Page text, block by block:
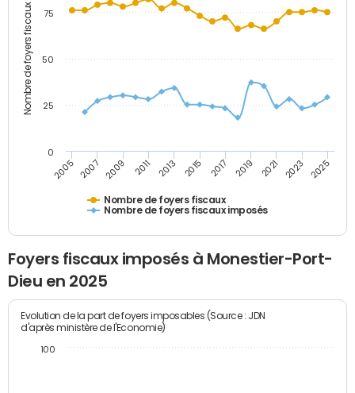
Nombre de foyers fiscaux
Nombre de foyers fiscaux
Nombre de foyers fiscaux imposés
2005 2007 2009 2011 2013 2015 2017 2019 2021 2023 2025
0
25
50
75
Foyers fiscaux imposés à Monestier-Port-
Dieu en 2025
Evolution de la part de foyers imposables (Source : JDN
d'après ministère de l'Economie)
100